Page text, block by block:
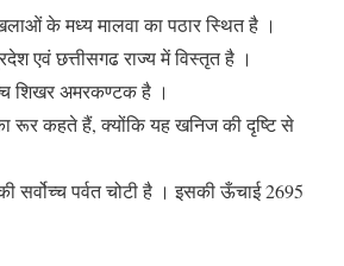
के मध्य मालवा का पठार स्थित है ।
एवं छत्तीसगढ राज्य में विस्तृत है ।
शिखर अमरकण्टक है ।
रूर कहते हैं, क्योंकि यह खनिज की दृष्टि से
सर्वोच्च पर्वत चोटी है । इसकी ऊँचाई 2695